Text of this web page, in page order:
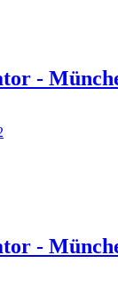
-
-